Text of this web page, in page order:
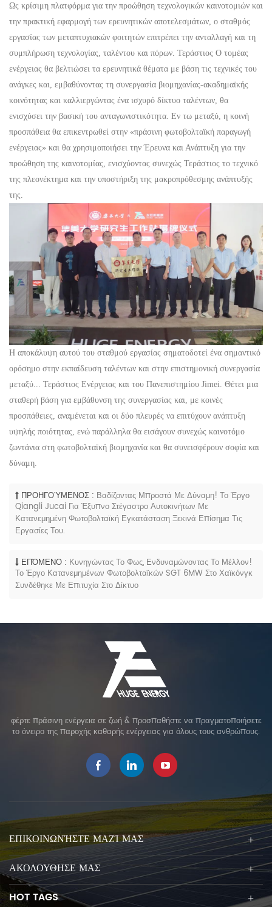
Ως κρίσιμη πλατφόρμα για την προώθηση τεχνολογικών καινοτομιών και
την πρακτική εφαρμογή των ερευνητικών αποτελεσμάτων, ο σταθμός
εργασίας των μεταπτυχιακών φοιτητών επιτρέπει την ανταλλαγή και τη
συμπλήρωση τεχνολογίας, ταλέντου και πόρων. Τεράστιος Ο τομέας
ενέργειας θα βελτιώσει τα ερευνητικά θέματα με βάση τις τεχνικές του
ανάγκες και, εμβαθύνοντας τη συνεργασία βιομηχανίας-ακαδημαϊκής
κοινότητας και καλλιεργώντας ένα ισχυρό δίκτυο ταλέντων, θα
ενισχύσει την βασική του ανταγωνιστικότητα. Εν τω μεταξύ, η κοινή
προσπάθεια θα επικεντρωθεί στην «πράσινη φωτοβολταϊκή παραγωγή
ενέργειας» και θα χρησιμοποιήσει την Έρευνα και Ανάπτυξη για την
προώθηση της καινοτομίας, ενισχύοντας συνεχώς Τεράστιος το τεχνικό
της πλεονέκτημα και την υποστήριξη της μακροπρόθεσμης ανάπτυξής
της.
Η αποκάλυψη αυτού του σταθμού εργασίας σηματοδοτεί ένα σημαντικό
ορόσημο στην εκπαίδευση ταλέντων και στην επιστημονική συνεργασία
μεταξύ... Τεράστιος Ενέργειας και του Πανεπιστημίου Jimei. Θέτει μια
σταθερή βάση για εμβάθυνση της συνεργασίας και, με κοινές
προσπάθειες, αναμένεται και οι δύο πλευρές να επιτύχουν ανάπτυξη
υψηλής ποιότητας, ενώ παράλληλα θα εισάγουν συνεχώς καινοτόμο
ζωντάνια στη φωτοβολταϊκή βιομηχανία και θα συνεισφέρουν σοφία και
δύναμη.
ΠΡΟΗΓΟΎΜΕΝΟΣ : Βαδίζοντας Μπροστά Με Δύναμη! Το Έργο
Qiangli Jucai Για Έξυπνο Στέγαστρο Αυτοκινήτων Με
Κατανεμημένη Φωτοβολταϊκή Εγκατάσταση Ξεκινά Επίσημα Τις
Εργασίες Του.
ΕΠΌΜΕΝΟ : Κυνηγώντας Το Φως, Ενδυναμώνοντας Το Μέλλον!
Το Έργο Κατανεμημένων Φωτοβολταϊκών SGT 6MW Στο Χαϊκόνγκ
Συνδέθηκε Με Επιτυχία Στο Δίκτυο
φέρτε πράσινη ενέργεια σε ζωή & προσπαθήστε να πραγματοποιήσετε
το όνειρο της παροχής καθαρής ενέργειας για όλους τους ανθρώπους.
ΕΠΙΚΟΙΝΩΝΉΣΤΕ ΜΑΖΊ ΜΑΣ
ΑΚΟΛΟΥΘΗΣΕ ΜΑΣ
HOT TAGS